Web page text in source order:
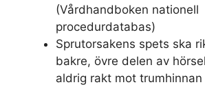
(Vårdhandboken nationell
procedurdatabas)
Sprutorsakens spets ska
bakre, övre delen av
aldrig rakt mot trumhinnan